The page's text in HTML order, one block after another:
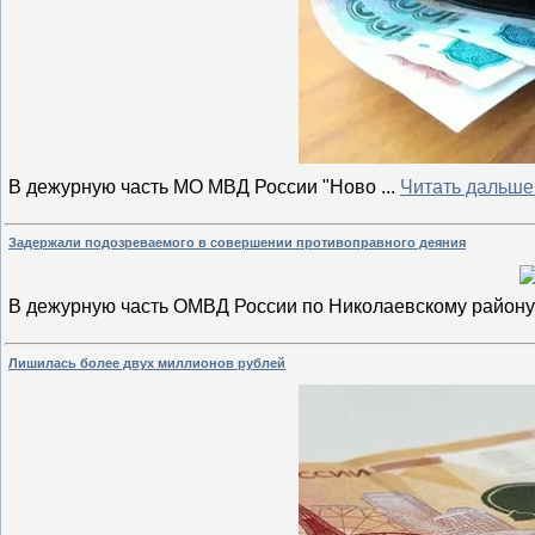
В дежурную часть МО МВД России "Ново ... Читать
Задержали подозреваемого в совершении противоправного деяния
В дежурную часть ОМВД России по Николаевскому
Лишилась более двух миллионов рублей